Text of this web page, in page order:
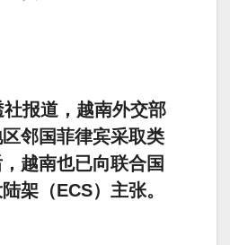
报道，越南外交部
邻国菲律宾采取类
越南也已向联合国
架（ECS）主张。